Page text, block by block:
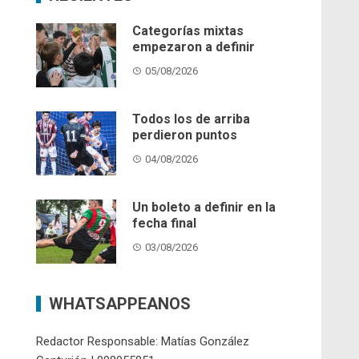
Categorías mixtas
empezaron a definir
05/08/2026
Todos los de arriba
perdieron puntos
04/08/2026
Un boleto a definir en la
fecha final
03/08/2026
WHATSAPPEANOS
Redactor Responsable: Matías González